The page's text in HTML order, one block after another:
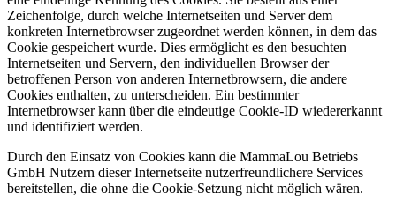
Zeichenfolge, durch welche Internetseiten und Server dem
konkreten Internetbrowser zugeordnet werden können, in dem das
Cookie gespeichert wurde. Dies ermöglicht es den besuchten
Internetseiten und Servern, den individuellen Browser der
betroffenen Person von anderen Internetbrowsern, die andere
Cookies enthalten, zu unterscheiden. Ein bestimmter
Internetbrowser kann über die eindeutige Cookie-ID wiedererkannt
und identifiziert werden.
Durch den Einsatz von Cookies kann die MammaLou Betriebs
GmbH Nutzern dieser Internetseite nutzerfreundlichere Services
bereitstellen, die ohne die Cookie-Setzung nicht möglich wären.